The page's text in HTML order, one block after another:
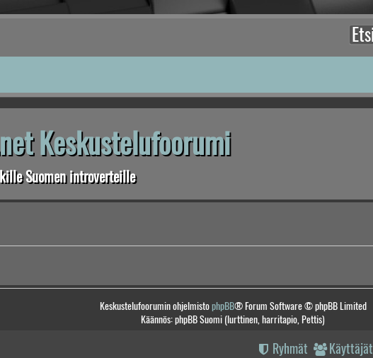
Keskustelufoorumi
Suomen introverteille
Keskustelufoorumin ohjelmistophpBB® Forum Software © phpBB Limited
Käännös: phpBB Suomi (lurttinen, harritapio, Pettis)
Käyttäjät
Ryhmät